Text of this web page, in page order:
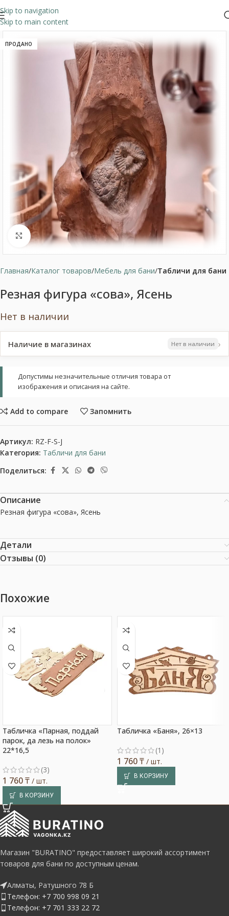
Skip to navigation
Skip to main content
ПРОДАНО
Нажмите, чтобы увеличить
Главная Каталог товаров Мебель для бани Табличи для бани
Резная фигура «сова», Ясень
Нет в наличии
Наличие в магазинах Нет в наличии ›
Допустимы незначительные отличия товара от
изображения и описания на сайте.
Add to compare Запомнить
Артикул: RZ-F-S-J
Категория: Табличи для бани
Поделиться:
Описание
Резная фигура «сова», Ясень
Детали
Отзывы (0)
Похожие
Табличка «Парная, поддай
парок, да лезь на полок»
22*16,5
(3)
1 760₸ / шт.
В КОРЗИНУ
Табличка «Баня», 26×13
(1)
1 760₸ / шт.
В КОРЗИНУ
Магазин "BURATINO" предоставляет широкий ассортимент
товаров для бани по доступным ценам.
Алматы, Ратушного 78 Б
Телефон: +7 700 998 09 21
Телефон: +7 701 333 22 72